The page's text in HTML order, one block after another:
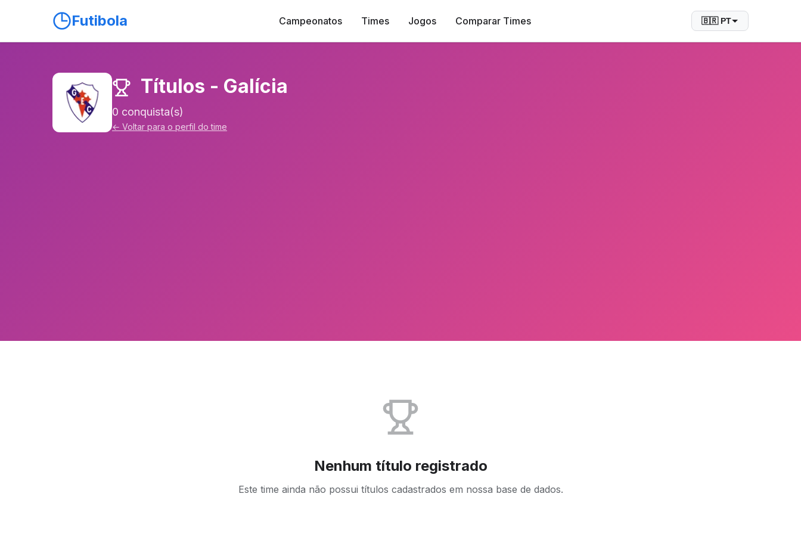
Futibola Campeonatos Times Jogos Comparar Times 🇧🇷 PT
Títulos - Galícia
0 conquista(s)
← Voltar para o perfil do time
Nenhum título registrado
Este time ainda não possui títulos cadastrados em nossa base de dados.